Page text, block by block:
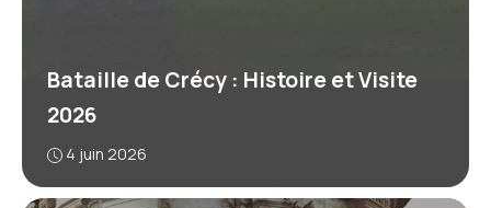
Bataille de Crécy : Histoire et Visite
2026
4 juin 2026